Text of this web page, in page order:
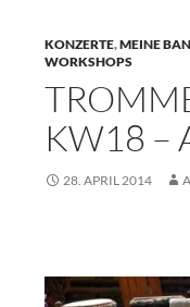
KONZERTE,MEINE
WORKSHOPS
KW18 –
28. APRIL 2014